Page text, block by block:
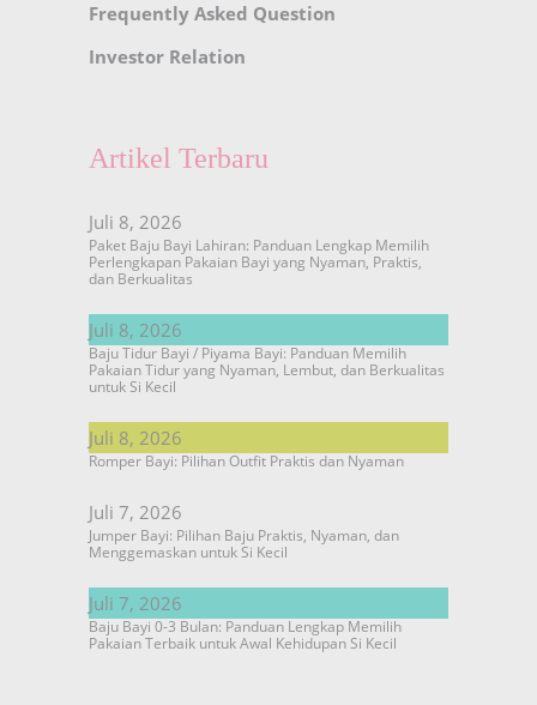
Frequently Asked Question
Investor Relation
Artikel Terbaru
Juli 8, 2026
Paket Baju Bayi Lahiran: Panduan Lengkap Memilih
Perlengkapan Pakaian Bayi yang Nyaman, Praktis,
dan Berkualitas
Juli 8, 2026
Baju Tidur Bayi / Piyama Bayi: Panduan Memilih
Pakaian Tidur yang Nyaman, Lembut, dan Berkualitas
untuk Si Kecil
Juli 8, 2026
Romper Bayi: Pilihan Outfit Praktis dan Nyaman
Juli 7, 2026
Jumper Bayi: Pilihan Baju Praktis, Nyaman, dan
Menggemaskan untuk Si Kecil
Juli 7, 2026
Baju Bayi 0-3 Bulan: Panduan Lengkap Memilih
Pakaian Terbaik untuk Awal Kehidupan Si Kecil